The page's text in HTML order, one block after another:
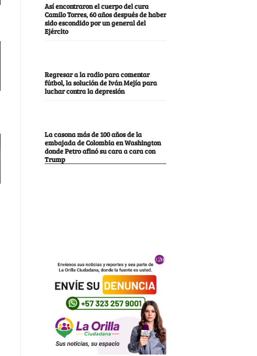
Así encontraron el cuerpo del cura
Camilo Torres, 60 años después de haber
sido escondido por un general del
Ejército
Regresar a la radio para comentar
fútbol, la solución de Iván Mejía para
luchar contra la depresión
La casona más de 100 años de la
embajada de Colombia en Washington
donde Petro afinó su cara a cara con
Trump